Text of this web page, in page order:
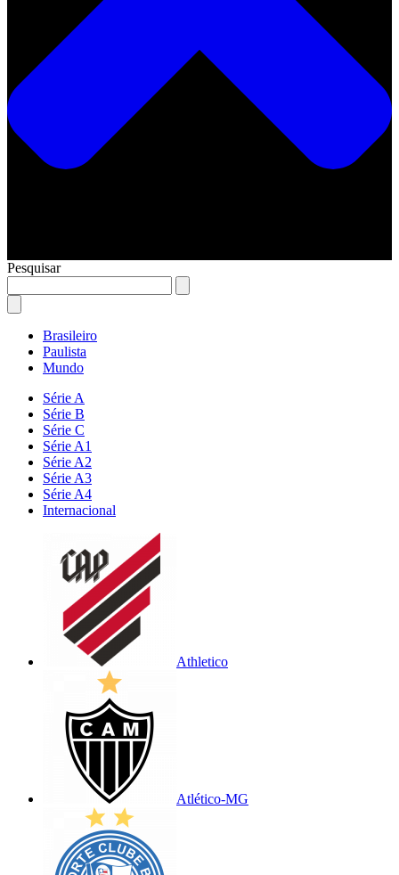
Pesquisar
Brasileiro
Paulista
Mundo
Série A
Série B
Série C
Série A1
Série A2
Série A3
Série A4
Internacional
Athletico
Atlético-MG